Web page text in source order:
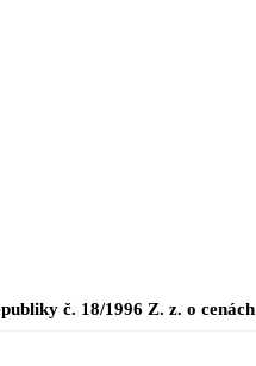
č. 18/1996 Z. z. o cenách